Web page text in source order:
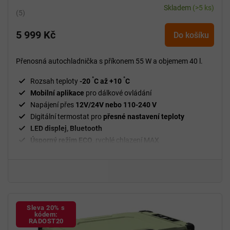
Průměrné
produktu
5,0
5
hvězdiček.
Skladem (>5 ks)
5 999 Kč Do košíku
Přenosná autochladnička s příkonem 55 W a objemem 40 l.
Rozsah teploty -20 °C až +10 °C
Mobilní aplikace pro dálkové ovládání
Napájení přes 12V/24V nebo 110-240 V
Digitální termostat pro přesné nastavení teploty
LED displej, Bluetooth
Úsporný režim
ECO , rychlé chlazení MAX
Sleva 20% s
kódem:
RADOST20